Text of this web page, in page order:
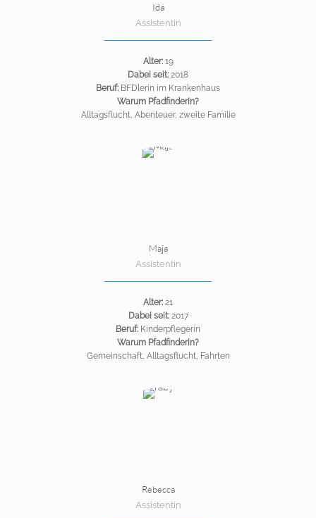
Ida
Assistentin
Alter:19
Dabei seit: 2018
Beruf: BFDlerin im Krankenhaus
Warum Pfadfinderin?
Alltagsflucht, Abenteuer, zweite Familie
Maja
Assistentin
Alter: 21
Dabei seit:2017
Beruf: Kinderpflegerin
Warum Pfadfinderin?
Gemeinschaft, Alltagsflucht, Fahrten
Rebecca
Assistentin